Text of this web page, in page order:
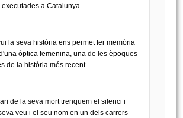
a Catalunya.
la seva història ens permet fer memòria
òptica femenina, una de les èpoques
de la història més recent.
de la seva mort trenquem el silenci i
veu i el seu nom en un dels carrers